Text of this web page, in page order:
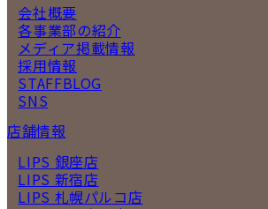
会社概要
各事業部の紹介
メディア掲載情報
採用情報
STAFFBLOG
SNS
店舗情報
LIPS 銀座店
LIPS 新宿店
LIPS 札幌パルコ店